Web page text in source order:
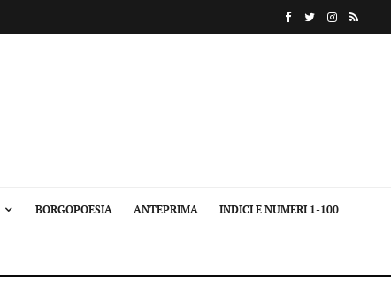
BORGOPOESIA ANTEPRIMA INDICI E NUMERI 1-100